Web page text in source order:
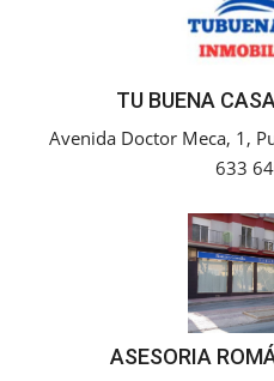
Contacto
TU BUENA
Avenida Doctor Meca, 1,
633
ASESORIA